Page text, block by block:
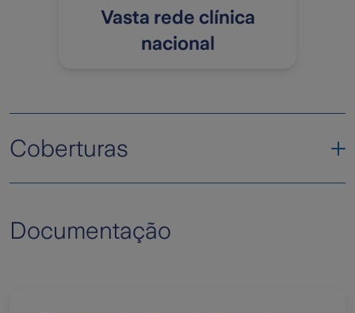
Vasta rede clínica
nacional
Coberturas
Incapacidade permanente
Documentação